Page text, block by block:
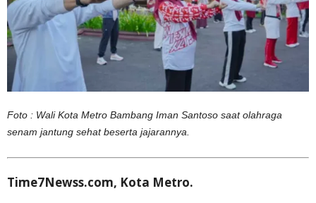
Foto : Wali Kota Metro Bambang Iman Santoso saat olahraga
senam jantung sehat beserta jajarannya.
Time7Newss.com, Kota Metro.